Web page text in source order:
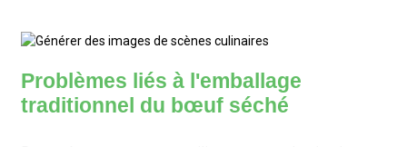
Problèmes liés à l'emballage
traditionnel du bœuf séché